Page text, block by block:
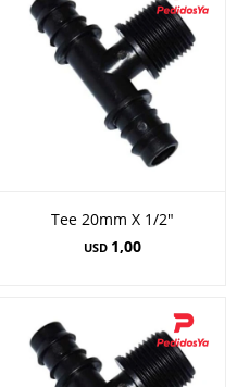
Tee 20mm X 1/2"
USD 1,00